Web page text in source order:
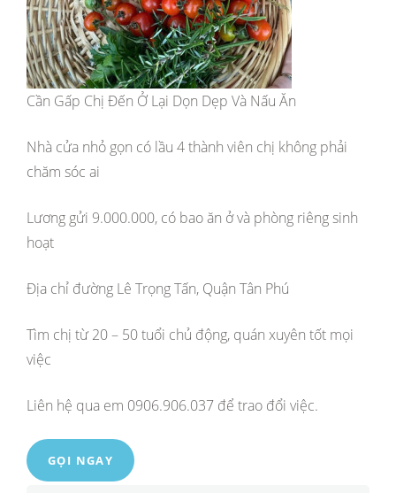
Cần Gấp Chị Đến Ở Lại Dọn Dẹp Và Nấu Ăn
Nhà cửa nhỏ gọn có lầu 4 thành viên chị không phải
chăm sóc ai
Lương gửi 9.000.000, có bao ăn ở và phòng riêng sinh
hoạt
Địa chỉ đường Lê Trọng Tấn, Quận Tân Phú
Tìm chị từ 20 – 50 tuổi chủ động, quán xuyên tốt mọi
việc
Liên hệ qua em 0906.906.037 để trao đổi việc.
GỌI NGAY